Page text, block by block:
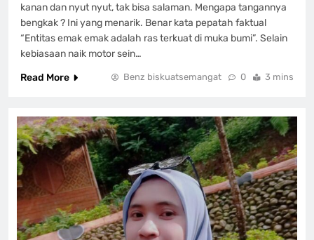
kanan dan nyut nyut, tak bisa salaman. Mengapa tangannya
bengkak ? Ini yang menarik. Benar kata pepatah faktual
“Entitas emak emak adalah ras terkuat di muka bumi”. Selain
kebiasaan naik motor sein…
Read More
Benz biskuatsemangat 0 3 mins